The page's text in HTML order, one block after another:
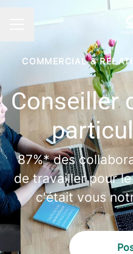
COMMERCIAL &
Conseiller
87%* des
de travailler pour
c'était vous